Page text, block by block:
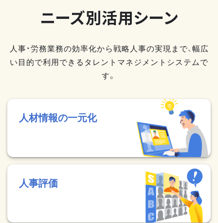
ニーズ別活用シーン
人事・労務業務の効率化から戦略人事の実現まで、幅広
い目的で利用できるタレントマネジメントシステムで
す。
人材情報の一元化
人事評価